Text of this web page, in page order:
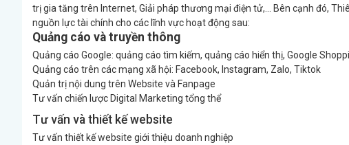
trị gia tăng trên Internet, Giải pháp thương mại điện tử,... Bên cạnh đó,
nguồn lực tài chính cho các lĩnh vực hoạt động sau:
Quảng cáo và truyền thông
Quảng cáo Google: quảng cáo tìm kiếm, quảng cáo hiển thị, Google
Quảng cáo trên các mạng xã hội: Facebook, Instagram, Zalo, Tiktok
Quản trị nội dung trên Website và Fanpage
Tư vấn chiến lược Digital Marketing tổng thể
Tư vấn và thiết kế website
Tư vấn thiết kế website giới thiệu doanh nghiệp